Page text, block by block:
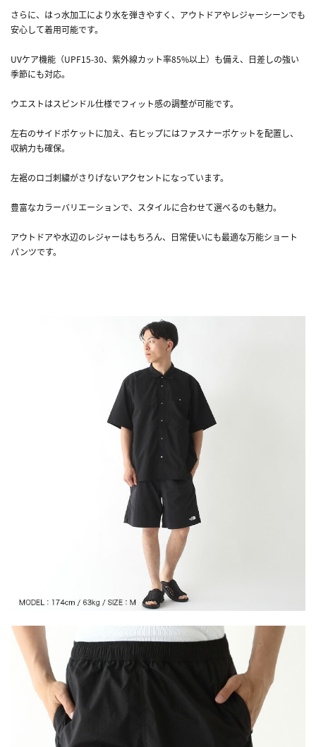
さらに、はっ水加工により水を弾きやすく、アウトドアやレジャーシーンでも
安心して着用可能です。
UVケア機能（UPF15-30、紫外線カット率85%以上）も備え、日差しの強い
季節にも対応。
ウエストはスピンドル仕様でフィット感の調整が可能です。
左右のサイドポケットに加え、右ヒップにはファスナーポケットを配置し、
収納力も確保。
左裾のロゴ刺繍がさりげないアクセントになっています。
豊富なカラーバリエーションで、スタイルに合わせて選べるのも魅力。
アウトドアや水辺のレジャーはもちろん、日常使いにも最適な万能ショート
パンツです。